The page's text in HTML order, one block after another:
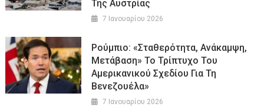
Της Αυστρίας
7 Ιανουαρίου 2026
Ρούμπιο: «Σταθερότητα, Ανάκαμψη,
Μετάβαση» Το Τρίπτυχο Του
Αμερικανικού Σχεδίου Για Τη
Βενεζουέλα»
7 Ιανουαρίου 2026